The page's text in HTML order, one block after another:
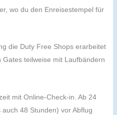
wo du den Enreisestempel für
die Duty Free Shops erarbeitet
teilweise mit Laufbändern
mit Online-Check-in. Ab 24
48 Stunden) vor Abflug